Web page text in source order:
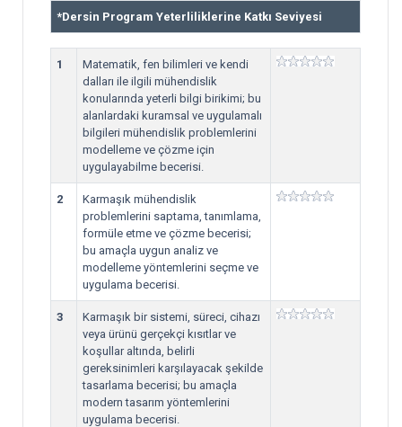
*Dersin Program Yeterliliklerine Katkı Seviyesi
1
Matematik, fen bilimleri ve kendi
dalları ile ilgili mühendislik
konularında yeterli bilgi birikimi; bu
alanlardaki kuramsal ve uygulamalı
bilgileri mühendislik problemlerini
modelleme ve çözme için
uygulayabilme becerisi.
2
Karmaşık mühendislik
problemlerini saptama, tanımlama,
formüle etme ve çözme becerisi;
bu amaçla uygun analiz ve
modelleme yöntemlerini seçme ve
uygulama becerisi.
3
Karmaşık bir sistemi, süreci, cihazı
veya ürünü gerçekçi kısıtlar ve
koşullar altında, belirli
gereksinimleri karşılayacak şekilde
tasarlama becerisi; bu amaçla
modern tasarım yöntemlerini
uygulama becerisi.